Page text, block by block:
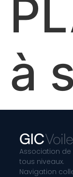
à
Association
tous niveaux.
Navigation